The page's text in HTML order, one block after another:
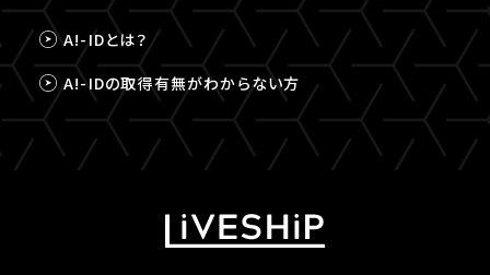
A!-IDとは？
A!-IDの取得有無がわからない方